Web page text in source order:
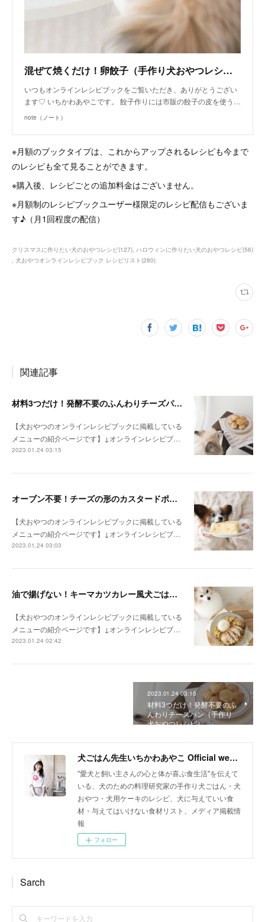
混ぜて焼くだけ！卵餃子（手作り犬おやつレシピ）｜いちかわあやこ（犬ごはん先生）｜note
いつもオンラインレシピブックをご覧いただき、ありがとうござい
ます♡ いちかわあやこです。 餃子作りには市販の餃子の皮を使う…
note（ノート）
※月額のブックタイプは、これからアップされるレシピも今まで
のレシピも全て見ることができます。
※購入後、レシピごとの追加料金はございません。
※月額制のレシピブックユーザー様限定のレシピ配信もございま
す♪（月1回程度の配信）
クリスマスに作りたい犬のおやつレシピ(127) ハロウィンに作りたい犬のおやつレシピ(56)
犬おやつオンラインレシピブック レシピリスト(280)
関連記事
材料3つだけ！発酵不要のふんわりチーズパン（手作り犬おやつレシピ）
【犬おやつのオンラインレシピブックに掲載している
メニューの紹介ページです】↓オンラインレシピブ…
2023.01.24 03:15
オーブン不要！チーズの形のカスタードポテトケーキ（手作り犬おやつレシピ）
【犬おやつのオンラインレシピブックに掲載している
メニューの紹介ページです】↓オンラインレシピブ…
2023.01.24 03:03
油で揚げない！キーマカツカレー風犬ごはん （月額限定♡手作り犬ごはんレシピ）
【犬おやつのオンラインレシピブックに掲載している
メニューの紹介ページです】↓オンラインレシピブ…
2023.01.24 02:42
2023.01.24 03:15
材料3つだけ！発酵不要のふ
んわりチーズパン（手作り
犬おやつレシピ）
犬ごはん先生いちかわあやこ Official web site
"愛犬と飼い主さんの心と体が喜ぶ食生活"を伝えて
いる、犬のための料理研究家の手作り犬ごはん・犬
おやつ・犬用ケーキのレシピ、犬に与えていい食
材・与えてはいけない食材リスト、メディア掲載情
報
フォロー
Sarch